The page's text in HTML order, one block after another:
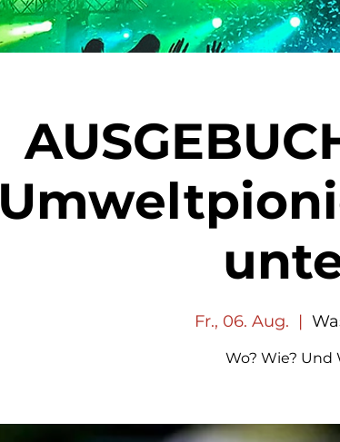
Fr., 06. Aug.
  |
Wo? Wie? Und